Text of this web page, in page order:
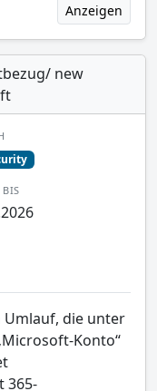
Anzeigen
new
BIS
Umlauf, die unter
Konto“
365-